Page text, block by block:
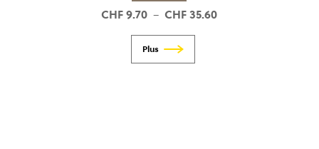
CHF9.70 – CHF35.60Plage